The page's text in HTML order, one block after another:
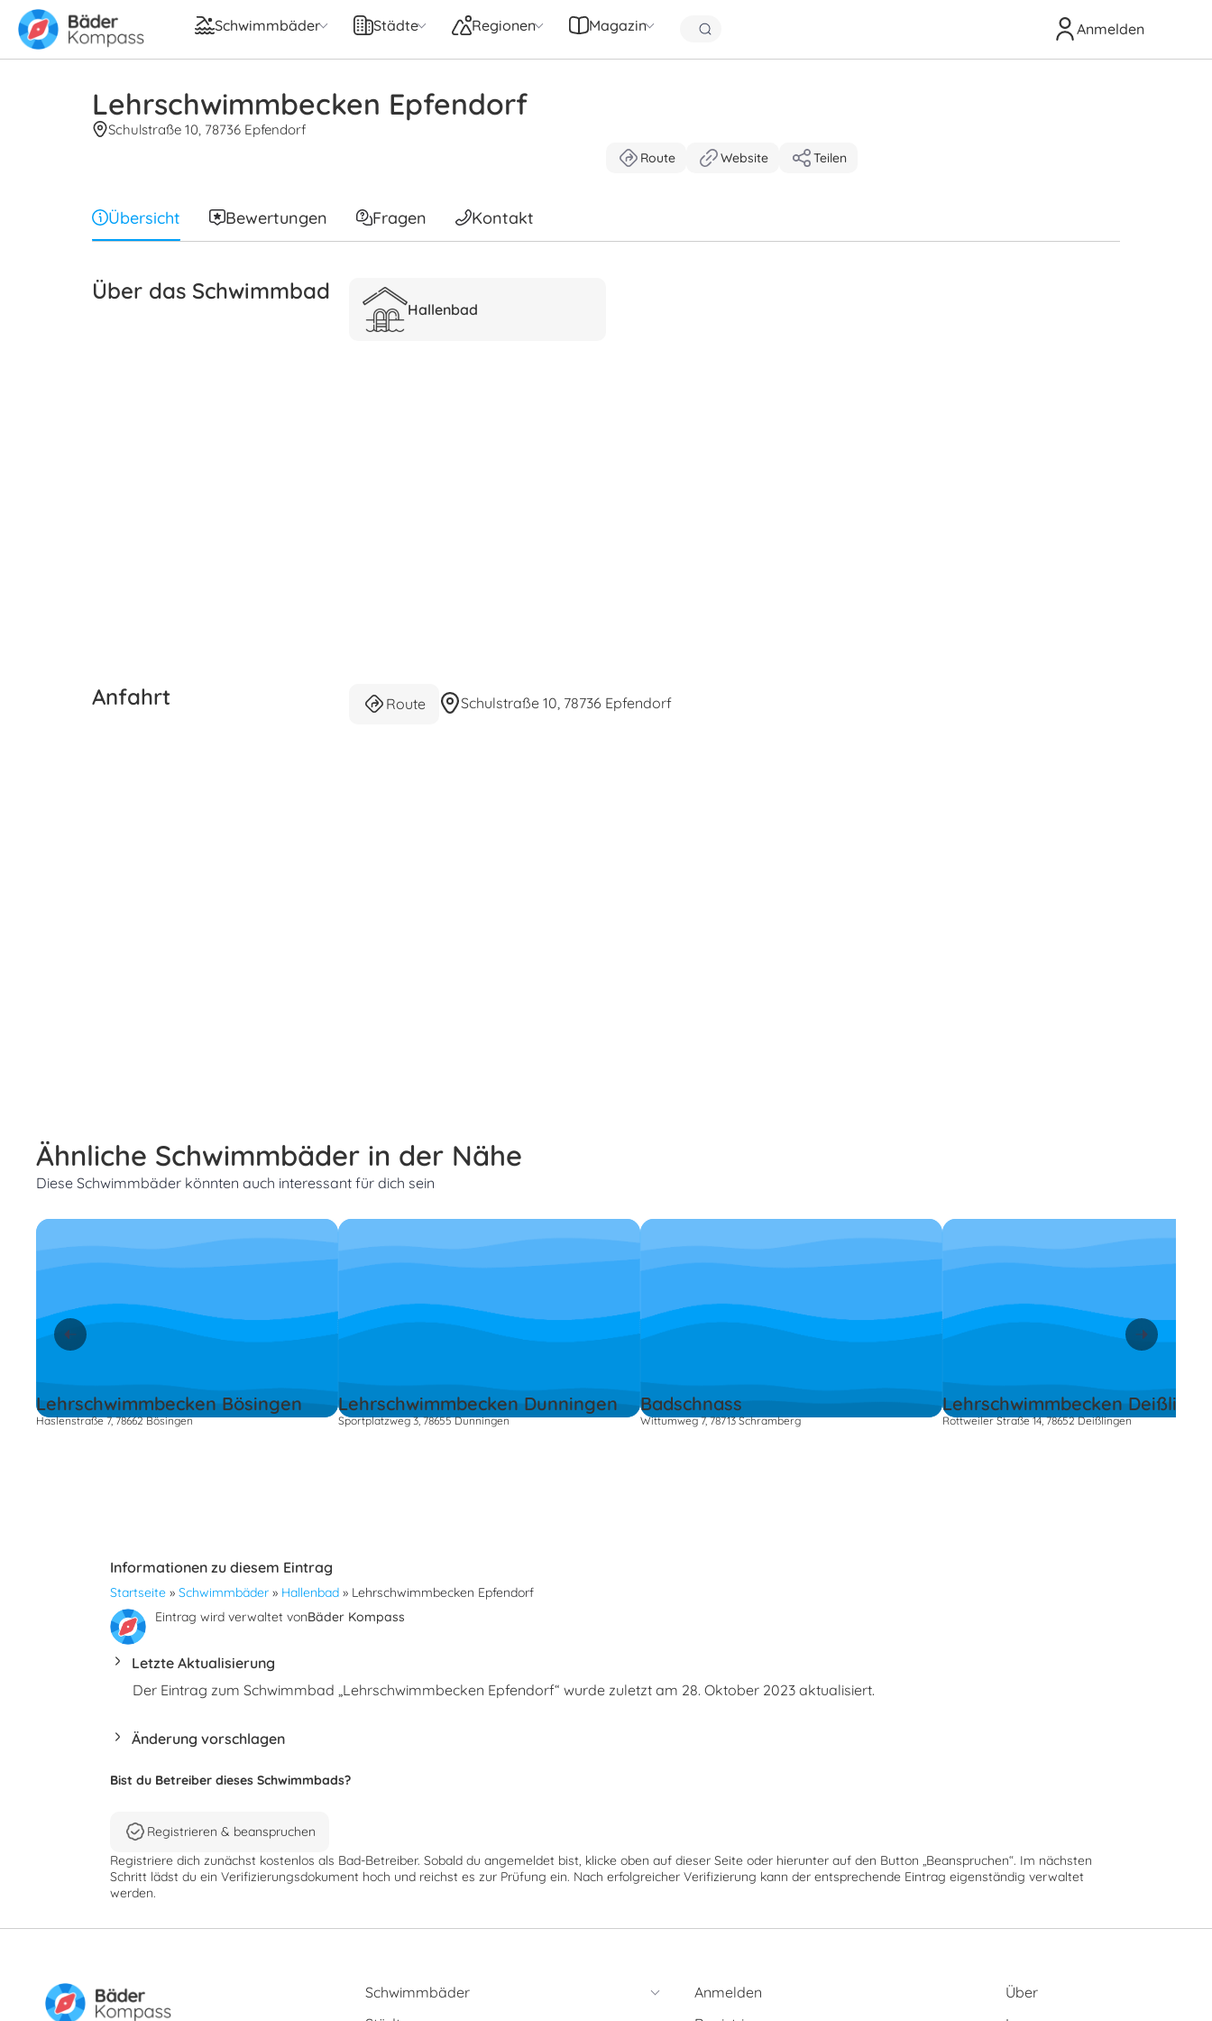
Schwimmbäder Städte Regionen Magazin Anmelden
Lehrschwimmbecken Epfendorf
Schulstraße 10, 78736 Epfendorf
Route Website Teilen
Übersicht Bewertungen Fragen Kontakt
Über das Schwimmbad
Hallenbad
Anfahrt Route Schulstraße 10, 78736 Epfendorf
Ähnliche Schwimmbäder in der Nähe
Diese Schwimmbäder könnten auch interessant für dich sein
Lehrschwimmbecken Bösingen
Haslenstraße 7, 78662 Bösingen
Lehrschwimmbecken Dunningen
Sportplatzweg 3, 78655 Dunningen
Badschnass
Wittumweg 7, 78713 Schramberg
Lehrschwimmbecken
Rottweiler Straße 14, 78652 Deißlingen
Informationen zu diesem Eintrag
Startseite » Schwimmbäder » Hallenbad » Lehrschwimmbecken Epfendorf
Eintrag wird verwaltet vonBäder Kompass
Letzte Aktualisierung
Der Eintrag zum Schwimmbad „Lehrschwimmbecken Epfendorf“ wurde zuletzt am 28. Oktober 2023 aktualisiert.
Änderung vorschlagen
Bist du Betreiber dieses Schwimmbads?
Registrieren & beanspruchen
Registriere dich zunächst kostenlos als Bad-Betreiber. Sobald du angemeldet bist, klicke oben auf dieser Seite oder hierunter auf den Button „Beanspruchen“. Im nächsten
Schritt lädst du ein Verifizierungsdokument hoch und reichst es zur Prüfung ein. Nach erfolgreicher Verifizierung kann der entsprechende Eintrag eigenständig verwaltet
werden.
Schwimmbäder
Anmelden
Über